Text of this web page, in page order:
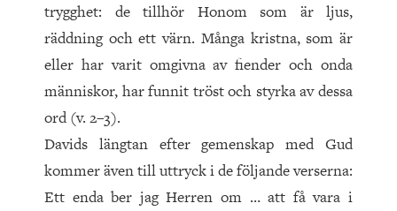
trygghet: de tillhör Honom som är ljus,
räddning och ett värn. Många kristna, som är
eller har varit omgivna av fiender och onda
människor, har funnit tröst och styrka av dessa
ord (v. 2–3).
Davids längtan efter gemenskap med Gud
kommer även till uttryck i de följande verserna:
Ett enda ber jag Herren om … att få vara i